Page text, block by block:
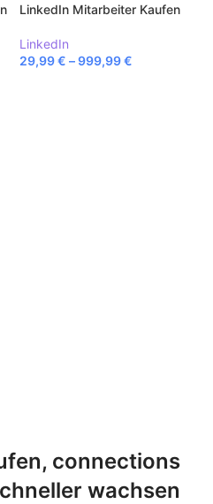
LinkedIn Mitarbeiter Kaufen
LinkedIn
29,99€ –999,99€
connections
wachsen